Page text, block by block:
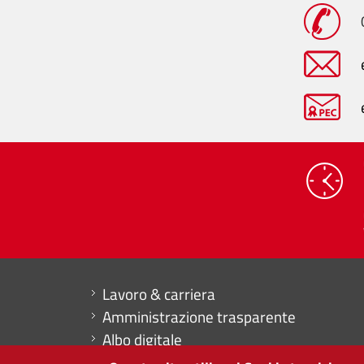
Mini menu di servizio
Lavoro & carriera
Amministrazione trasparente
Albo digitale